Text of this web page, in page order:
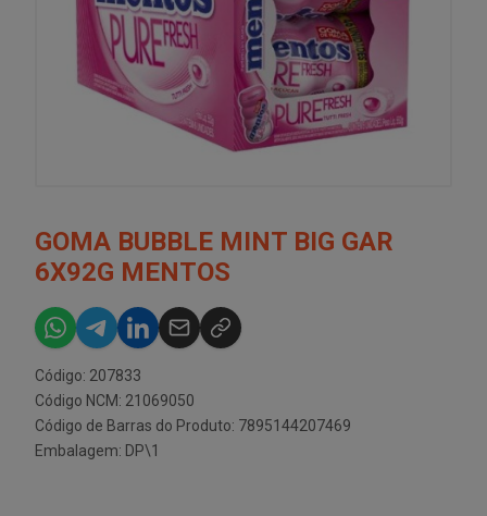
GOMA BUBBLE MINT BIG GAR
6X92G MENTOS
Código: 207833
Código NCM: 21069050
Código de Barras do Produto: 7895144207469
Embalagem: DP\1